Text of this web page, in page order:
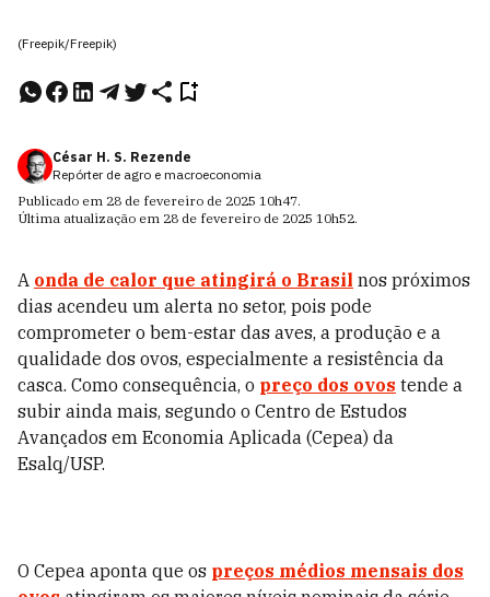
(Freepik/Freepik)
César H. S. Rezende
Repórter de agro e macroeconomia
Publicado em 28 de fevereiro de 2025 10h47.
Última atualização em 28 de fevereiro de 2025 10h52.
A onda de calor que atingirá o Brasil nos próximos
dias acendeu um alerta no setor, pois pode
comprometer o bem-estar das aves, a produção e a
qualidade dos ovos, especialmente a resistência da
casca. Como consequência, o preço dos ovos tende a
subir ainda mais, segundo o Centro de Estudos
Avançados em Economia Aplicada (Cepea) da
Esalq/USP.
O Cepea aponta que os preços médios mensais dos